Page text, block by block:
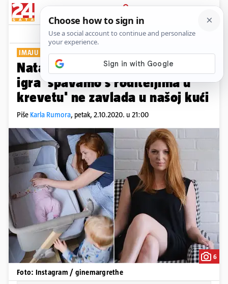
PRIJAVA
Show Komentari
IMAJU DVOJE MALE DJECE
Nataša Janjić: Odlučni smo da
igra 'spavamo s roditeljima u
krevetu' ne zavlada u našoj kući
Piše Karla Rumora, petak, 2.10.2020. u 21:00
6
Foto: Instagram / ginemargrethe